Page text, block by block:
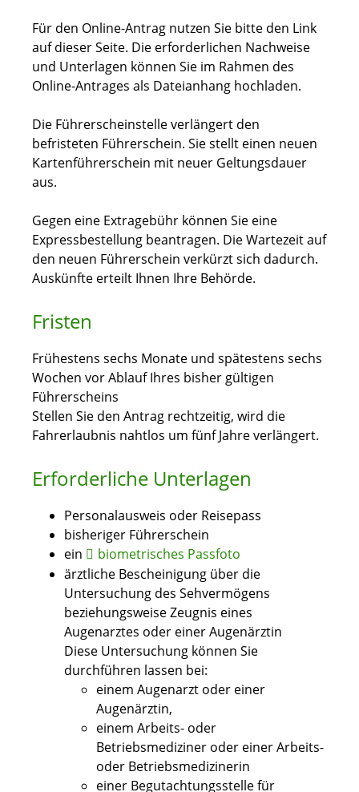
Für den Online-Antrag nutzen Sie bitte den Link
auf dieser Seite. Die erforderlichen Nachweise
und Unterlagen können Sie im Rahmen des
Online-Antrages als Dateianhang hochladen.
Die Führerscheinstelle verlängert den
befristeten Führerschein. Sie stellt einen neuen
Kartenführerschein mit neuer Geltungsdauer
aus.
Gegen eine Extragebühr können Sie eine
Expressbestellung beantragen. Die Wartezeit auf
den neuen Führerschein verkürzt sich dadurch.
Auskünfte erteilt Ihnen Ihre Behörde.
Fristen
Frühestens sechs Monate und spätestens sechs
Wochen vor Ablauf Ihres bisher gültigen
Führerscheins
Stellen Sie den Antrag rechtzeitig, wird die
Fahrerlaubnis nahtlos um fünf Jahre verlängert.
Erforderliche Unterlagen
Personalausweis oder Reisepass
bisheriger Führerschein
ein
biometrisches Passfoto
ärztliche Bescheinigung über die
Untersuchung des Sehvermögens
beziehungsweise Zeugnis eines
Augenarztes oder einer Augenärztin
Diese Untersuchung können Sie
durchführen lassen bei:
einem Augenarzt oder einer
Augenärztin,
einem Arbeits- oder
Betriebsmediziner oder einer Arbeits-
oder Betriebsmedizinerin
einer Begutachtungsstelle für